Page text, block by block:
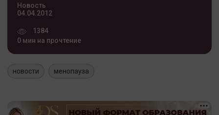
Новость
04.04.2012
1384
0 мин на прочтение
новости менопауза